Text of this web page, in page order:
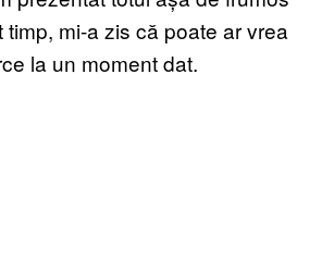
mi-a zis că poate ar vrea
la un moment dat.